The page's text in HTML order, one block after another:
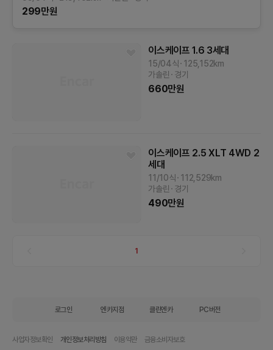
299만원
이스케이프 1.6 3세대
15/04식 125,152km
가솔린
경기
660만원
이스케이프 2.5 XLT 4WD 2
세대
11/10식 112,529km
가솔린
경기
490만원
1
로그인 엔카지점 클린엔카 PC버전
사업자정보확인 개인정보처리방침 이용약관 금융소비자보호